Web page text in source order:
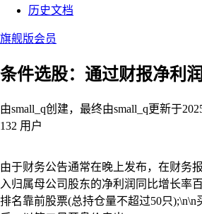
历史文档
旗舰版会员
条件选股：通过财报净利
由small_q创建，最终由small_q更新于
132 用户
由于财务公告通常在晚上发布，在财务
入归属母公司股东的净利润同比增长率
排名靠前股票(总持仓量不超过50只);\n\n